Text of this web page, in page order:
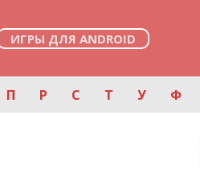
ИГРЫ ДЛЯ ANDROID
П Р С Т У Ф